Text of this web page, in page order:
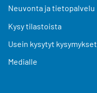
Neuvonta ja tietopalvelu
Kysy tilastoista
Usein kysytyt kysymykset
Medialle